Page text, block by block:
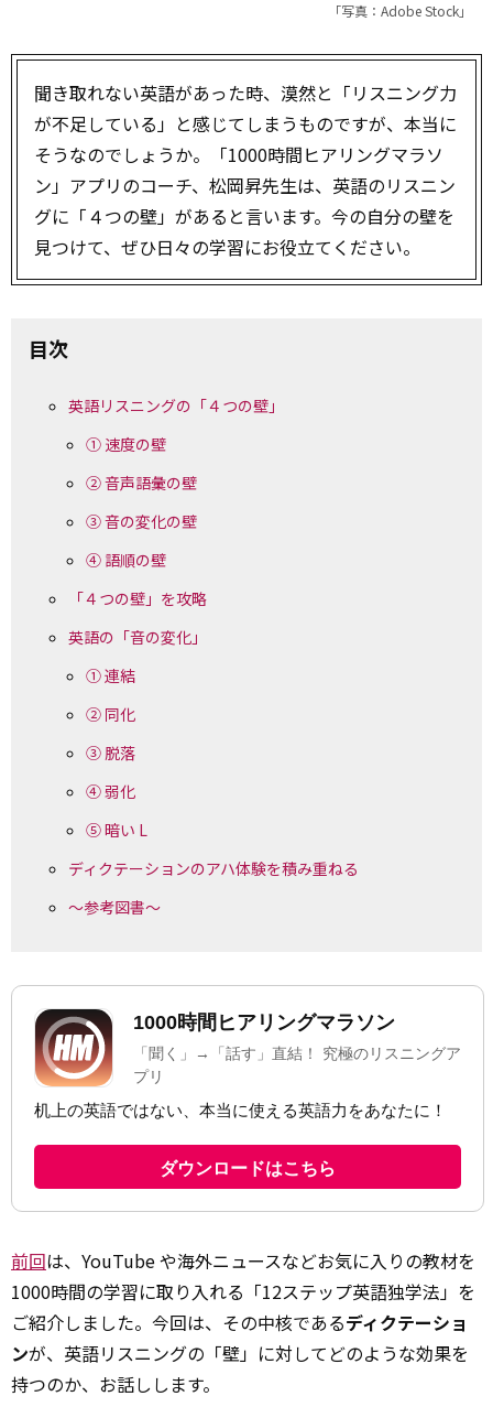
「写真：Adobe Stock」
聞き取れない英語があった時、漠然と「リスニング力
が不足している」と感じてしまうものですが、本当に
そうなのでしょうか。「1000時間ヒアリングマラソ
ン」アプリのコーチ、松岡昇先生は、英語のリスニン
グに「４つの壁」があると言います。今の自分の壁を
見つけて、ぜひ日々の学習にお役立てください。
目次
英語リスニングの「４つの壁」
① 速度の壁
② 音声語彙の壁
③ 音の変化の壁
④ 語順の壁
「４つの壁」を攻略
英語の「音の変化」
① 連結
② 同化
③ 脱落
④ 弱化
⑤ 暗い L
ディクテーションのアハ体験を積み重ねる
～参考図書～
前回は、YouTube や海外ニュースなどお気に入りの教材を
1000時間の学習に取り入れる「12ステップ英語独学法」を
ご紹介しました。今回は、その中核であるディクテーショ
ンが、英語リスニングの「壁」に対してどのような効果を
持つのか、お話しします。